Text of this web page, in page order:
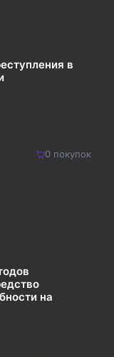
в
0покупок
на